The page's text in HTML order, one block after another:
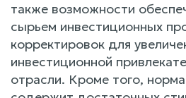
также возможности
сырьем инвестиционных
корректировок для
инвестиционной
отрасли. Кроме того,